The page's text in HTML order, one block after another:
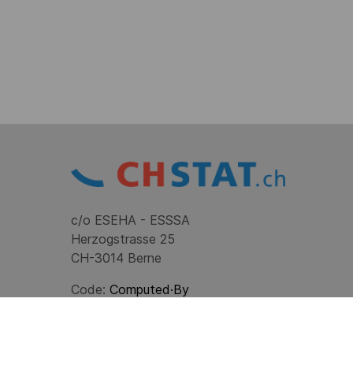
c/o ESEHA - ESSSA
Herzogstrasse 25
CH-3014 Berne
Code: Computed·By